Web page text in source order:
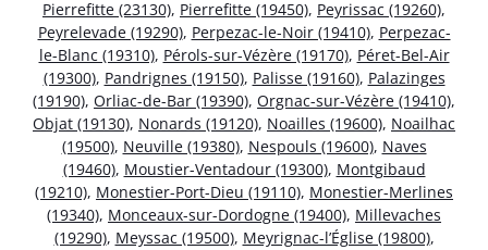
Pierrefitte (23130), Pierrefitte (19450), Peyrissac (19260),
Peyrelevade (19290), Perpezac-le-Noir (19410), Perpezac-
le-Blanc (19310), Pérols-sur-Vézère (19170), Péret-Bel-Air
(19300), Pandrignes (19150), Palisse (19160), Palazinges
(19190), Orliac-de-Bar (19390), Orgnac-sur-Vézère (19410),
Objat (19130), Nonards (19120), Noailles (19600), Noailhac
(19500), Neuville (19380), Nespouls (19600), Naves
(19460), Moustier-Ventadour (19300), Montgibaud
(19210), Monestier-Port-Dieu (19110), Monestier-Merlines
(19340), Monceaux-sur-Dordogne (19400), Millevaches
(19290), Meyssac (19500), Meyrignac-l’Église (19800),